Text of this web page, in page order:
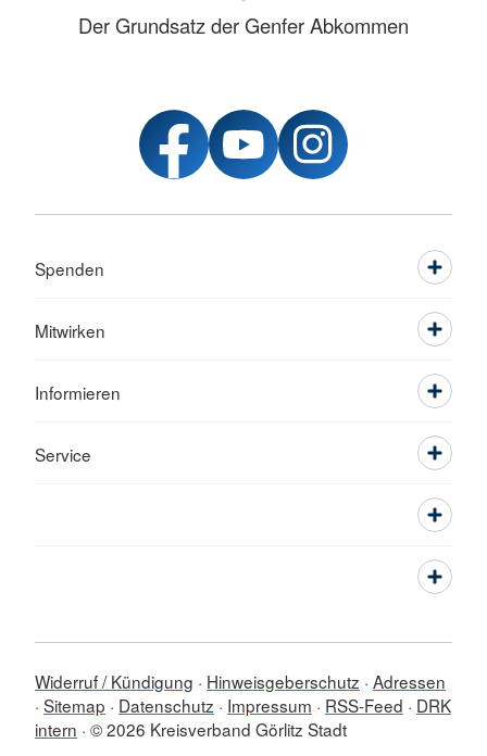
Der Grundsatz der Genfer Abkommen
Spenden
Mitwirken
Informieren
Service
Widerruf / Kündigung Hinweisgeberschutz Adressen
Sitemap
Datenschutz Impressum RSS-Feed
DRK
intern © 2026 Kreisverband Görlitz Stadt